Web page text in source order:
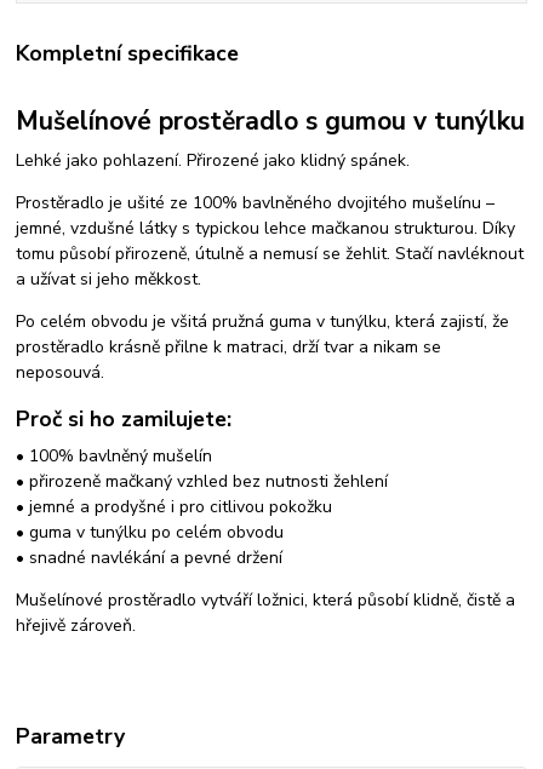
Kompletní specifikace
Mušelínové prostěradlo s gumou v tunýlku
Lehké jako pohlazení. Přirozené jako klidný spánek.
Prostěradlo je ušité ze 100% bavlněného dvojitého mušelínu –
jemné, vzdušné látky s typickou lehce mačkanou strukturou. Díky
tomu působí přirozeně, útulně a nemusí se žehlit. Stačí navléknout
a užívat si jeho měkkost.
Po celém obvodu je všitá pružná guma v tunýlku, která zajistí, že
prostěradlo krásně přilne k matraci, drží tvar a nikam se
neposouvá.
Proč si ho zamilujete:
• 100% bavlněný mušelín
• přirozeně mačkaný vzhled bez nutnosti žehlení
• jemné a prodyšné i pro citlivou pokožku
• guma v tunýlku po celém obvodu
• snadné navlékání a pevné držení
Mušelínové prostěradlo vytváří ložnici, která působí klidně, čistě a
hřejivě zároveň.
Parametry